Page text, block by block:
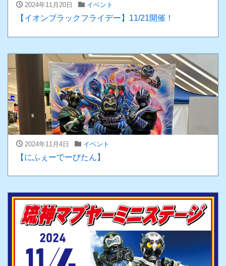
2024年11月20日 イベント
【イオンブラックフライデー】11/21開催！
2024年11月4日 イベント
【にふぇーでーびたん】